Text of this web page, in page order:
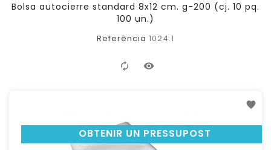
Bolsa autocierre standard 8x12 cm. g-200 (cj. 10 pq.
100 un.)
Referència 1024.1
OBTENIR UN PRESSUPOST